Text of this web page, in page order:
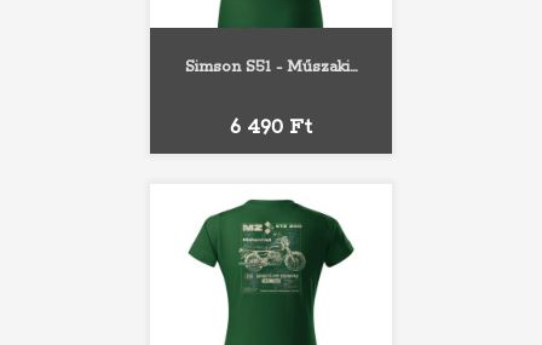
Simson S51 - Műszaki...
Ár
6 490 Ft